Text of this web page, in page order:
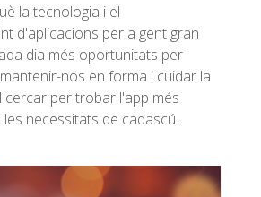
la tecnologia i el
d'aplicacions per a gent gran
dia més oportunitats per
nos en forma i cuidar la
cercar per trobar l'app més
necessitats de cadascú.